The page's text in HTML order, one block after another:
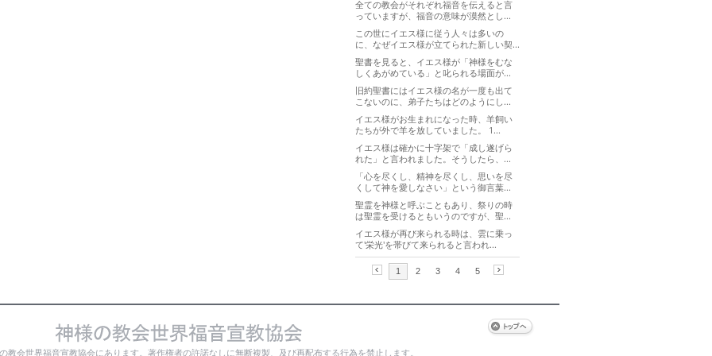
教会世界福音宣教協会にあります。著作権者の許諾なしに無断複製、及び再配布する行為を禁止します。